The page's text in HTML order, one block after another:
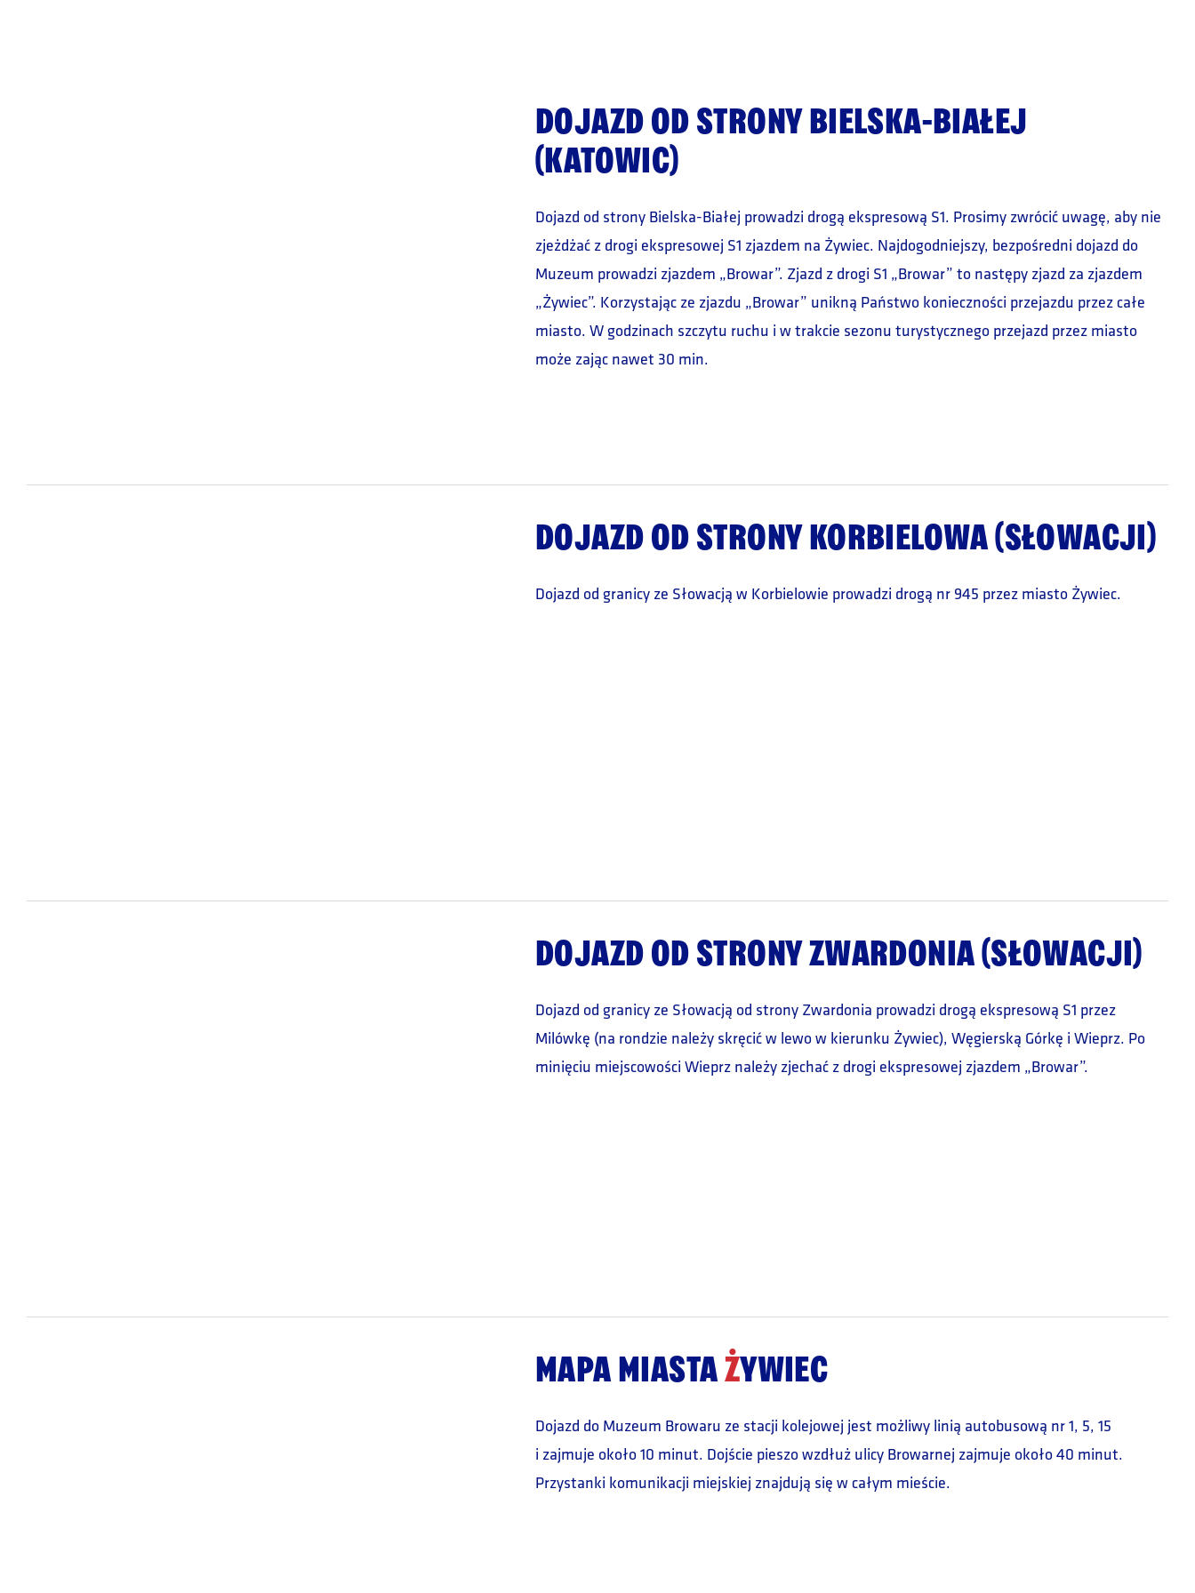
DOJAZD OD STRONY BIELSKA-BIAŁEJ
(KATOWIC)
Dojazd od strony Bielska-Białej prowadzi drogą ekspresową S1. Prosimy zwrócić uwagę, aby nie
zjeżdżać z drogi ekspresowej S1 zjazdem na Żywiec. Najdogodniejszy, bezpośredni dojazd do
Muzeum prowadzi zjazdem „Browar”. Zjazd z drogi S1 „Browar” to następy zjazd za zjazdem
„Żywiec”. Korzystając ze zjazdu „Browar” unikną Państwo konieczności przejazdu przez całe
miasto. W godzinach szczytu ruchu i w trakcie sezonu turystycznego przejazd przez miasto
może zając nawet 30 min.
DOJAZD OD STRONY KORBIELOWA (SŁOWACJI)
Dojazd od granicy ze Słowacją w Korbielowie prowadzi drogą nr 945 przez miasto Żywiec.
DOJAZD OD STRONY ZWARDONIA (SŁOWACJI)
Dojazd od granicy ze Słowacją od strony Zwardonia prowadzi drogą ekspresową S1 przez
Milówkę (na rondzie należy skręcić w lewo w kierunku Żywiec), Węgierską Górkę i Wieprz. Po
minięciu miejscowości Wieprz należy zjechać z drogi ekspresowej zjazdem „Browar”.
MAPA MIASTAŻYWIEC
Dojazd do Muzeum Browaru ze stacji kolejowej jest możliwy linią autobusową nr 1, 5, 15
i zajmuje około 10 minut. Dojście pieszo wzdłuż ulicy Browarnej zajmuje około 40 minut.
Przystanki komunikacji miejskiej znajdują się w całym mieście.